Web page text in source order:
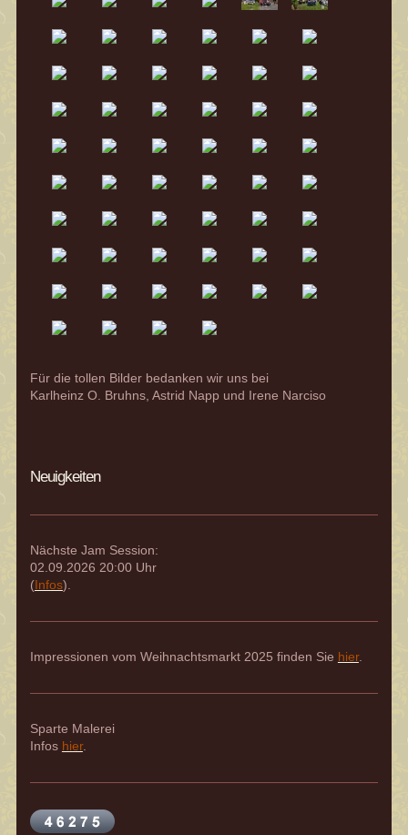
Für die tollen Bilder bedanken wir uns bei
Karlheinz O. Bruhns, Astrid Napp und Irene Narciso
Neuigkeiten
Nächste Jam Session:
02.09.2026 20:00 Uhr
(Infos).
Impressionen vom Weihnachtsmarkt 2025 finden Sie hier.
Sparte Malerei
Infos hier.